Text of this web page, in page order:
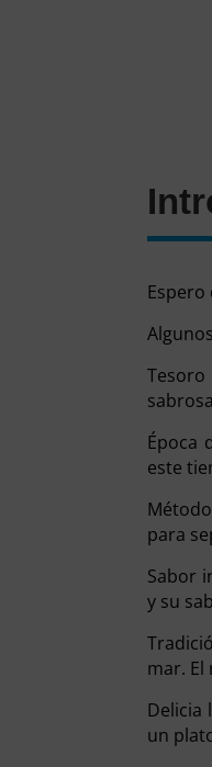
Época
este
para
Sabor
y su
mar.
Delicia
un